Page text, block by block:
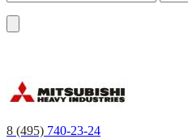
8 (495) 740-23-24